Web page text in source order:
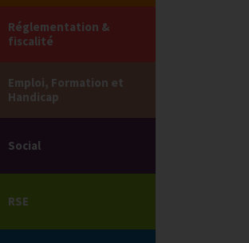
Réglementation &
fiscalité
Emploi, Formation et
Handicap
Social
RSE